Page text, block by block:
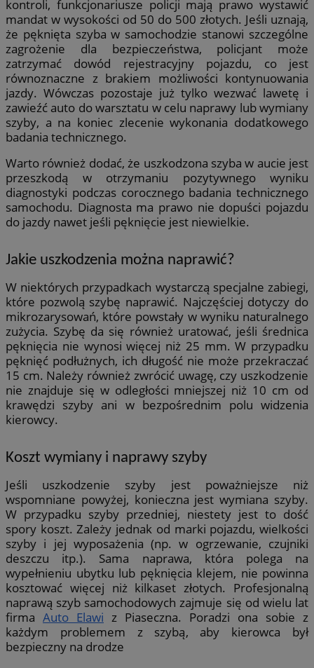
kontroli, funkcjonariusze policji mają prawo wystawić
mandat w wysokości od 50 do 500 złotych. Jeśli uznają,
że pęknięta szyba w samochodzie stanowi szczególne
zagrożenie dla bezpieczeństwa, policjant może
zatrzymać dowód rejestracyjny pojazdu, co jest
równoznaczne z brakiem możliwości kontynuowania
jazdy. Wówczas pozostaje już tylko wezwać lawetę i
zawieźć auto do warsztatu w celu naprawy lub wymiany
szyby, a na koniec zlecenie wykonania dodatkowego
badania technicznego.
Warto również dodać, że uszkodzona szyba w aucie jest
przeszkodą w otrzymaniu pozytywnego wyniku
diagnostyki podczas corocznego badania technicznego
samochodu. Diagnosta ma prawo nie dopuści pojazdu
do jazdy nawet jeśli pęknięcie jest niewielkie.
Jakie uszkodzenia można naprawić?
W niektórych przypadkach wystarczą specjalne zabiegi,
które pozwolą szybę naprawić. Najczęściej dotyczy do
mikrozarysowań, które powstały w wyniku naturalnego
zużycia. Szybę da się również uratować, jeśli średnica
pęknięcia nie wynosi więcej niż 25 mm. W przypadku
pęknięć podłużnych, ich długość nie może przekraczać
15 cm. Należy również zwrócić uwagę, czy uszkodzenie
nie znajduje się w odległości mniejszej niż 10 cm od
krawędzi szyby ani w bezpośrednim polu widzenia
kierowcy.
Koszt wymiany i naprawy szyby
Jeśli uszkodzenie szyby jest poważniejsze niż
wspomniane powyżej, konieczna jest wymiana szyby.
W przypadku szyby przedniej, niestety jest to dość
spory koszt. Zależy jednak od marki pojazdu, wielkości
szyby i jej wyposażenia (np. w ogrzewanie, czujniki
deszczu itp.). Sama naprawa, która polega na
wypełnieniu ubytku lub pęknięcia klejem, nie powinna
kosztować więcej niż kilkaset złotych. Profesjonalną
naprawą szyb samochodowych zajmuje się od wielu lat
firma Auto Elawi z Piaseczna. Poradzi ona sobie z
każdym problemem z szybą, aby kierowca był
bezpieczny na drodze